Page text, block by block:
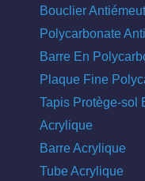
Bouclier
Polycarbonate
Barre En
Plaque Fine
Tapis Protège-sol
Acrylique
Barre Acrylique
Tube Acrylique